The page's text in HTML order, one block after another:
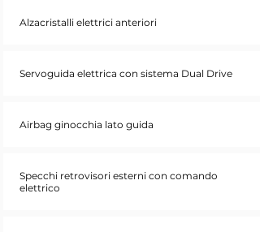
Alzacristalli elettrici anteriori
Servoguida elettrica con sistema Dual Drive
Airbag ginocchia lato guida
Specchi retrovisori esterni con comando
elettrico